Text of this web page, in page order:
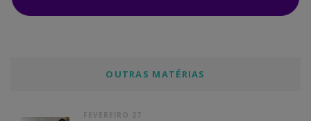
OUTRAS MATÉRIAS
FEVEREIRO 27